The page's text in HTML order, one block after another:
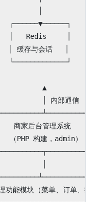
┌──────▼──────┐
│   Redis     │
│ 缓存与会话   │
└─────────────┘
▲
│ 内部通信
商家后台管理系统     │
（PHP 构建，admin）  │
能模块（菜单、订单、报